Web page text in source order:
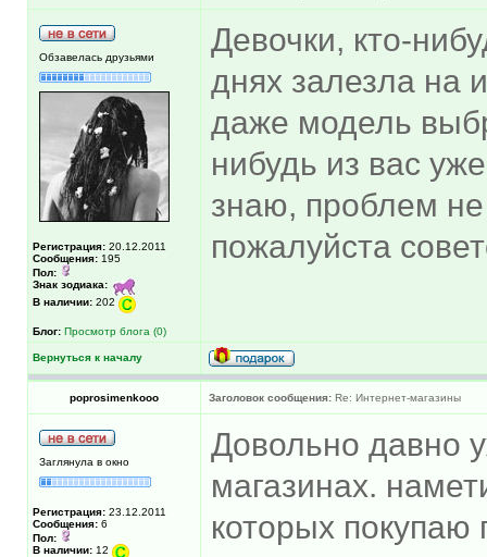
Обзавелась друзьями
Регистрация: 20.12.2011
Сообщения: 195
Пол:
Знак зодиака:
В наличии: 202
Блог: Просмотр блога (0)
Девочки, кто-
днях залезла на
даже модель
нибудь из вас
знаю, проблем
пожалуйста
Вернуться к началу
poprosimenkooo Заголовок сообщения: Re: Интернет-магазины
Заглянула в окно
Регистрация: 23.12.2011
Сообщения: 6
Пол:
В наличии: 12
Довольно давно
магазинах.
которых покупаю